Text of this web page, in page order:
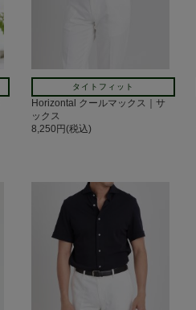
タイトフィット
Horizontal クールマックス｜サ
ックス
8,250円(税込)